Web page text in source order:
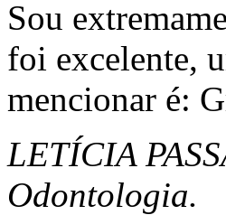
Sou
foi excelente,
mencionar é:
LETÍCIA
Odontologia.